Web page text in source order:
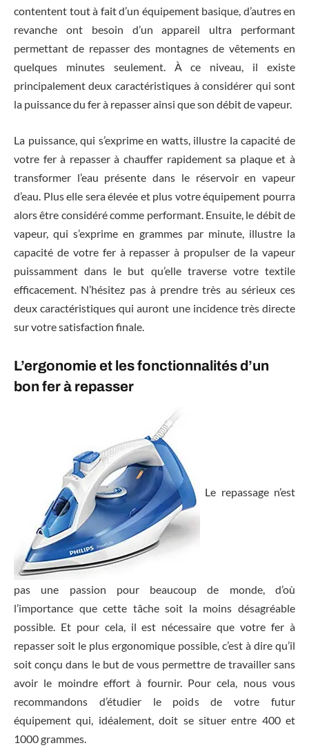
contentent tout à fait d’un équipement basique, d’autres en
revanche ont besoin d’un appareil ultra performant
permettant de repasser des montagnes de vêtements en
quelques minutes seulement. À ce niveau, il existe
principalement deux caractéristiques à considérer qui sont
la puissance du fer à repasser ainsi que son débit de vapeur.
La puissance, qui s’exprime en watts, illustre la capacité de
votre fer à repasser à chauffer rapidement sa plaque et à
transformer l’eau présente dans le réservoir en vapeur
d’eau. Plus elle sera élevée et plus votre équipement pourra
alors être considéré comme performant. Ensuite, le débit de
vapeur, qui s’exprime en grammes par minute, illustre la
capacité de votre fer à repasser à propulser de la vapeur
puissamment dans le but qu’elle traverse votre textile
efficacement. N’hésitez pas à prendre très au sérieux ces
deux caractéristiques qui auront une incidence très directe
sur votre satisfaction finale.
L’ergonomie et les fonctionnalités d’un
bon fer à repasser
Le repassage n’est
pas une passion pour beaucoup de monde, d’où
l’importance que cette tâche soit la moins désagréable
possible. Et pour cela, il est nécessaire que votre fer à
repasser soit le plus ergonomique possible, c’est à dire qu’il
soit conçu dans le but de vous permettre de travailler sans
avoir le moindre effort à fournir. Pour cela, nous vous
recommandons d’étudier le poids de votre futur
équipement qui, idéalement, doit se situer entre 400 et
1000 grammes.